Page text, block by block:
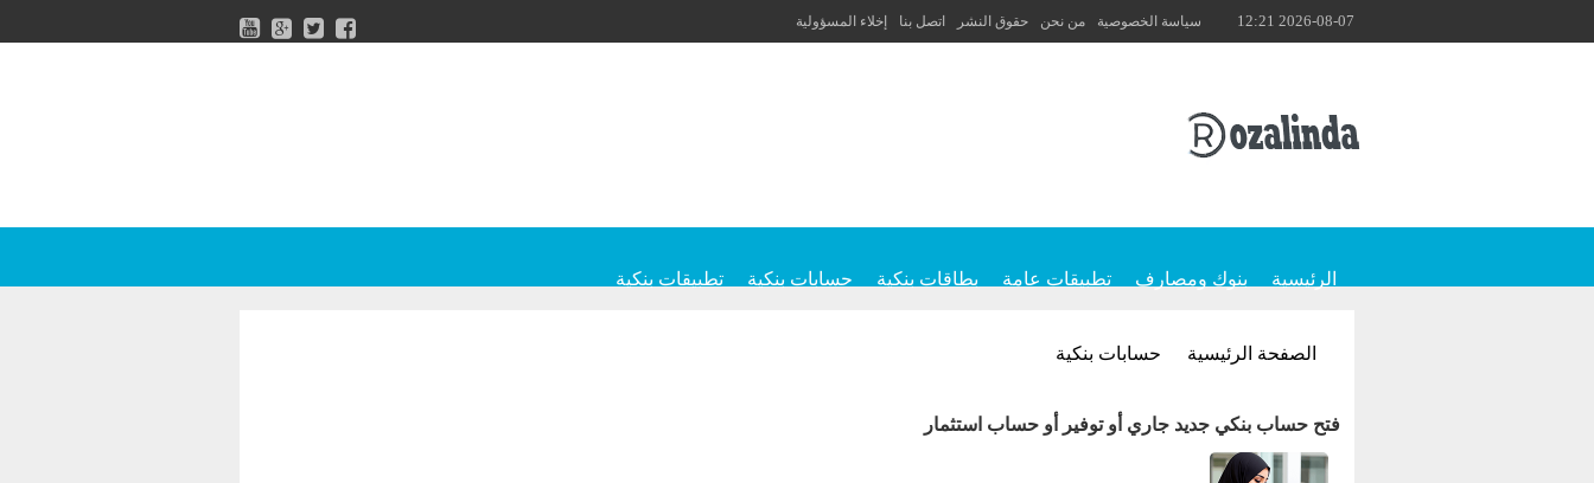
2026-08-07 12:21 سياسة الخصوصية من نحن حقوق النشر اتصل بنا إخلاء المسؤولية
الرئيسية بنوك ومصارف تطبيقات عامة بطاقات بنكية حسابات بنكية تطبيقات بنكية
الصفحة الرئيسية حسابات بنكية
فتح حساب بنكي جديد جاري أو توفير أو حساب استثمار